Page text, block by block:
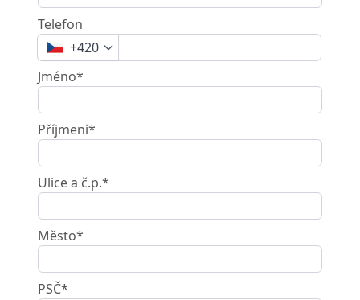
Telefon
+420
Jméno*
Příjmení*
Ulice a č.p.*
Město*
PSČ*